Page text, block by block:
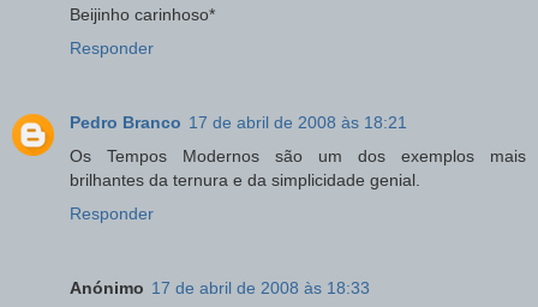
Beijinho carinhoso*
Responder
Pedro Branco 17 de abril de 2008 às 18:21
Os Tempos Modernos são um dos exemplos mais
brilhantes da ternura e da simplicidade genial.
Responder
Anónimo 17 de abril de 2008 às 18:33